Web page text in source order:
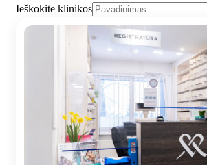
Ieškokite klinikos